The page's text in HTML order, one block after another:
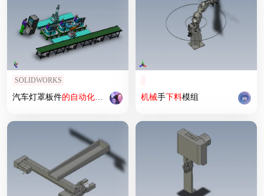
SOLIDWORKS
汽车灯罩板件的自动化检测与上 下料作业
机械手下料模组